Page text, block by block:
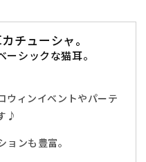
チューシャ。
シックな猫耳。
ウィンイベントやパーテ
♪
ンも豊富。